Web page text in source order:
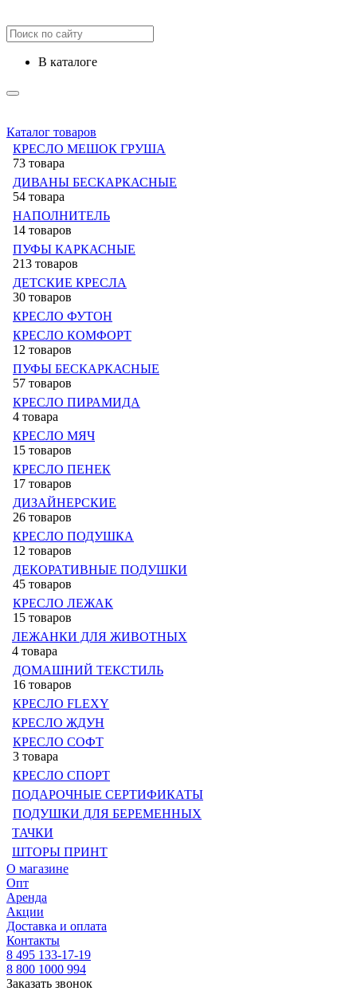
в каталоге
Каталог товаров
КРЕСЛО МЕШОК ГРУША
73 товара
ДИВАНЫ БЕСКАРКАСНЫЕ
54 товара
НАПОЛНИТЕЛЬ
14 товаров
ПУФЫ КАРКАСНЫЕ
213 товаров
ДЕТСКИЕ КРЕСЛА
30 товаров
КРЕСЛО ФУТОН
КРЕСЛО КОМФОРТ
12 товаров
ПУФЫ БЕСКАРКАСНЫЕ
57 товаров
КРЕСЛО ПИРАМИДА
4 товара
КРЕСЛО МЯЧ
15 товаров
КРЕСЛО ПЕНЕК
17 товаров
ДИЗАЙНЕРСКИЕ
26 товаров
КРЕСЛО ПОДУШКА
12 товаров
ДЕКОРАТИВНЫЕ ПОДУШКИ
45 товаров
КРЕСЛО ЛЕЖАК
15 товаров
ЛЕЖАНКИ ДЛЯ ЖИВОТНЫХ
4 товара
ДОМАШНИЙ ТЕКСТИЛЬ
16 товаров
КРЕСЛО FLEXY
КРЕСЛО ЖДУН
КРЕСЛО СОФТ
3 товара
КРЕСЛО СПОРТ
ПОДАРОЧНЫЕ СЕРТИФИКАТЫ
ПОДУШКИ ДЛЯ БЕРЕМЕННЫХ
ТАЧКИ
ШТОРЫ ПРИНТ
О магазине
Опт
Аренда
Акции
Доставка и оплата
Контакты
8 495 133-17-19
8 800 1000 994
Заказать звонок